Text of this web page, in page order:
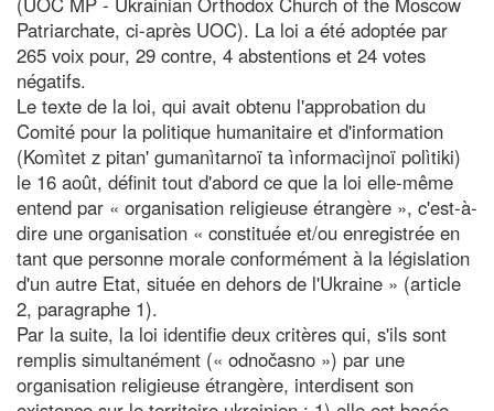
Patriarchate, ci-après UOC). La loi a été adoptée par
265 voix pour, 29 contre, 4 abstentions et 24 votes
négatifs.
Le texte de la loi, qui avait obtenu l'approbation du
Comité pour la politique humanitaire et d'information
(Komìtet z pitan' gumanìtarnoï ta ìnformacìjnoï polìtiki)
le 16 août, définit tout d'abord ce que la loi elle-même
entend par « organisation religieuse étrangère », c'est-à-
dire une organisation « constituée et/ou enregistrée en
tant que personne morale conformément à la législation
d'un autre Etat, située en dehors de l'Ukraine » (article
2, paragraphe 1).
Par la suite, la loi identifie deux critères qui, s'ils sont
remplis simultanément (« odnočasno ») par une
organisation religieuse étrangère, interdisent son